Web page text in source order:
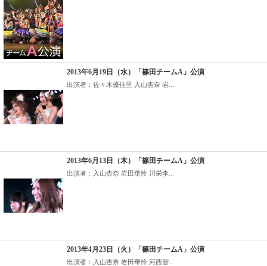
2013年6月19日（水）「篠田チームA」公演
出演者：佐々木優佳里 入山杏奈 岩...
2013年6月13日（木）「篠田チームA」公演
出演者：入山杏奈 岩田華怜 川栄李...
2013年4月23日（火）「篠田チームA」公演
出演者：入山杏奈 岩田華怜 河西智...